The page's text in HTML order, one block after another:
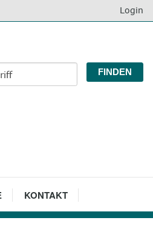
Login
8
KONTAKT